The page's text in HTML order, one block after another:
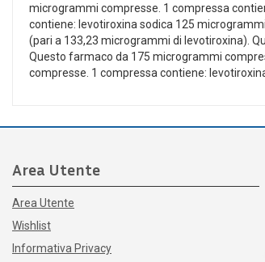
microgrammi compresse. 1 compressa
contiene: levotiroxina sodica 125
(pari a 133,23 microgrammi di levotiroxina).
Questo farmaco da 175 microgrammi
compresse. 1 compressa contiene:
Area Utente
Area Utente
Wishlist
Informativa Privacy